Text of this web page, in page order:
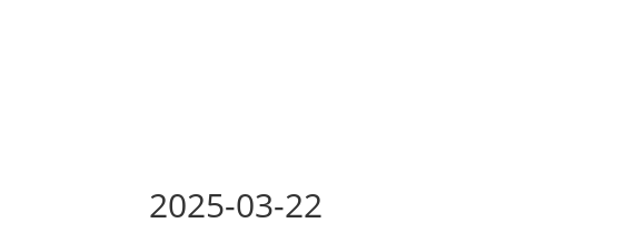
2025-03-22